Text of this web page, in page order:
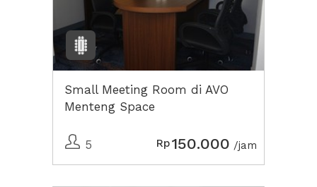
Small Meeting Room di AVO
Menteng Space
5 Rp150.000 /jam